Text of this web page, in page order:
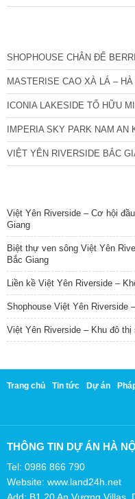
SHOPHOUSE CHÂN ĐẾ
MASTERISE CAO XÀ LÁ –
ICONIA LAKESIDE TỐ HỮU
IMPERIA SKY PARK NAM AN
VIỆT YÊN RIVERSIDE BẮC
Việt Yên Riverside – Cơ hội
Giang
Biệt thự ven sông Việt Yên
Bắc Giang
Liền kề Việt Yên Riverside –
Shophouse Việt Yên
Việt Yên Riverside – Khu đô
Trang chủ Tin tức Dự án
THÔNG TIN DỰ ÁN HÀ
Tel: 0986 866 790
Website: www.land24h.net